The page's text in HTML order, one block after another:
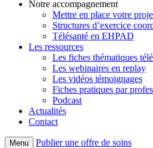
Notre accompagnement
Mettre en place votre
Structures d’exercice
Télésanté en EHPAD
Les ressources
Les fiches thématiques
Les webinaires en replay
Les vidéos témoignages
Fiches pratiques par
Podcast
Actualités
Contact
Menu Publier une offre de soins